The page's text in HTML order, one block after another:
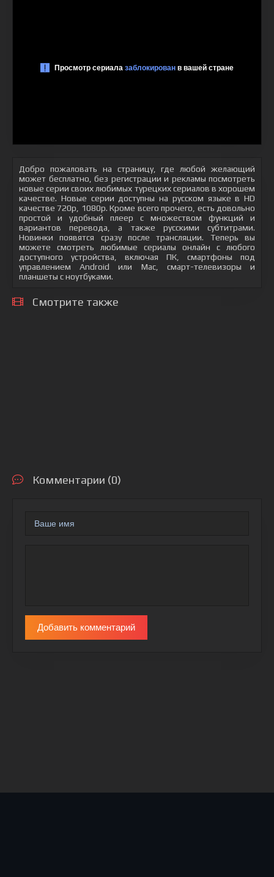
Добро пожаловать на страницу, где любой желающий
может бесплатно, без регистрации и рекламы посмотреть
новые серии своих любимых турецких сериалов в хорошем
качестве. Новые серии доступны на русском языке в HD
качестве 720p, 1080p. Кроме всего прочего, есть довольно
простой и удобный плеер с множеством функций и
вариантов перевода, а также русскими субтитрами.
Новинки появятся сразу после трансляции. Теперь вы
можете смотреть любимые сериалы онлайн с любого
доступного устройства, включая ПК, смартфоны под
управлением Android или Mac, смарт-телевизоры и
планшеты с ноутбуками.
Смотрите также
Комментарии (0)
Добавить комментарий